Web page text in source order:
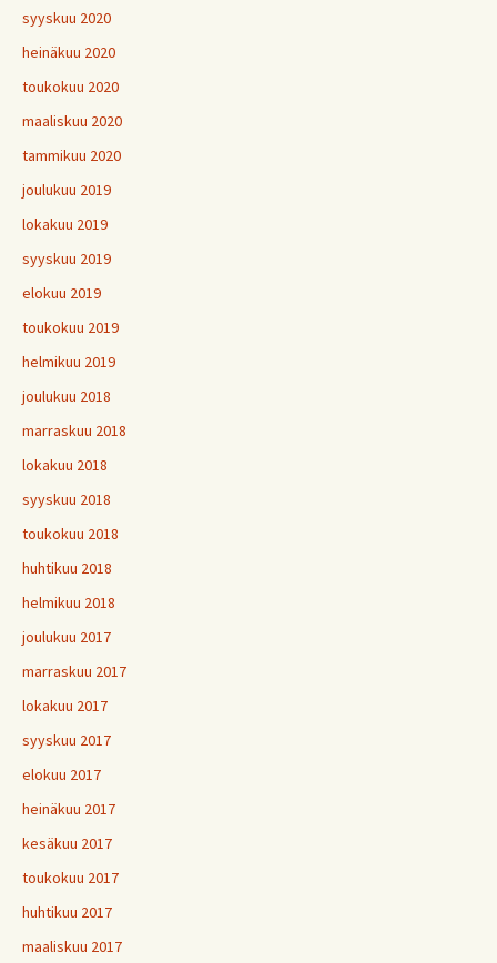
syyskuu 2020
heinäkuu 2020
toukokuu 2020
maaliskuu 2020
tammikuu 2020
joulukuu 2019
lokakuu 2019
syyskuu 2019
elokuu 2019
toukokuu 2019
helmikuu 2019
joulukuu 2018
marraskuu 2018
lokakuu 2018
syyskuu 2018
toukokuu 2018
huhtikuu 2018
helmikuu 2018
joulukuu 2017
marraskuu 2017
lokakuu 2017
syyskuu 2017
elokuu 2017
heinäkuu 2017
kesäkuu 2017
toukokuu 2017
huhtikuu 2017
maaliskuu 2017